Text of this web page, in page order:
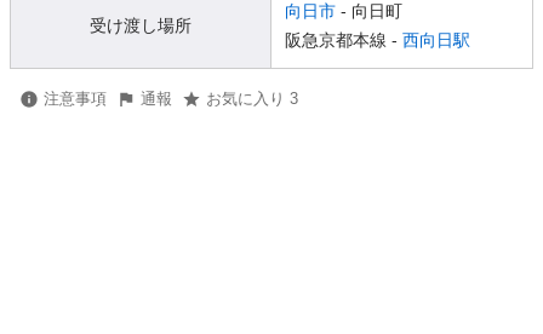
受け渡し場所
向日市 - 向日町
阪急京都本線 - 西向日駅
注意事項 通報 お気に入り 3